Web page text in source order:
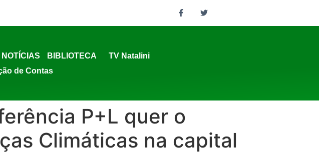
NOTÍCIAS BIBLIOTECA
TV Natalini
de Contas
P+L quer o
Climáticas na capital